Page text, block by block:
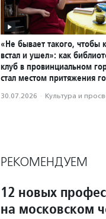
«Не бывает такого, чтобы
встал и ушел»: как
клуб в провинциальном
стал местом притяжения
30.07.2026 · Культура и
РЕКОМЕНДУЕМ
12 новых
на московском